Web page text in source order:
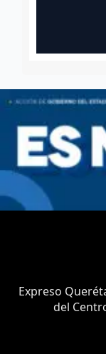
Expreso
del